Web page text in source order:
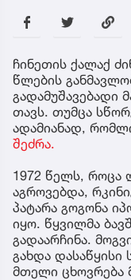
ჩინეთის ქალაქ
წლების
გადამუშავებადი
თავს. თუმცა
ადამიანად,
შეძრა.
1972 წელს, როცა
აგროვებდა,
პატარა გოგონა
იყო. წყვილმა
გადაარჩინა.
გახდა
მთელი ცხოვრება